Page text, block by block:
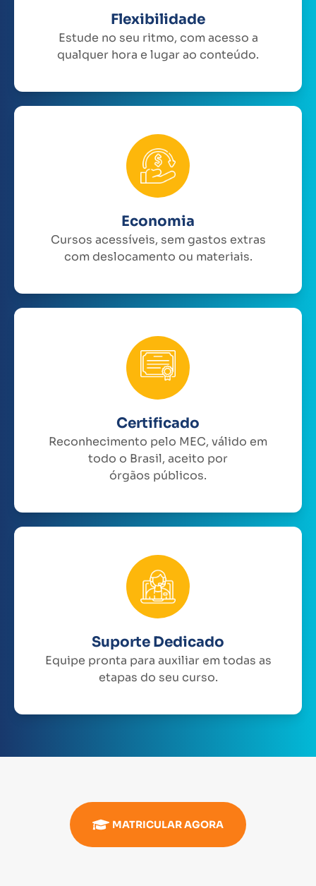
Flexibilidade
Estude no seu ritmo, com acesso a
qualquer hora e lugar ao conteúdo.
Economia
Cursos acessíveis, sem gastos extras
com deslocamento ou materiais.
Certificado
Reconhecimento pelo MEC, válido em
todo o Brasil, aceito por
órgãos públicos.
Suporte Dedicado
Equipe pronta para auxiliar em todas as
etapas do seu curso.
MATRICULAR AGORA